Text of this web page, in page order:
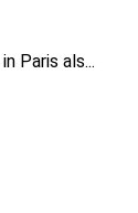
Paris als...